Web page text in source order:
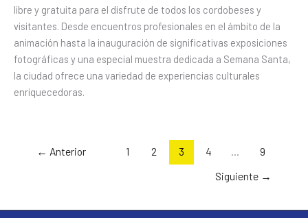
libre y gratuita para el disfrute de todos los cordobeses y
visitantes. Desde encuentros profesionales en el ámbito de la
animación hasta la inauguración de significativas exposiciones
fotográficas y una especial muestra dedicada a Semana Santa,
la ciudad ofrece una variedad de experiencias culturales
enriquecedoras.
← Anterior 1 2 3 4 …
9
Siguiente →